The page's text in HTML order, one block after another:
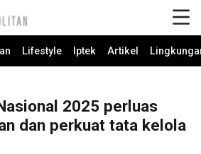
Lifestyle Iptek Artikel
2025 perluas
dan perkuat tata kelola